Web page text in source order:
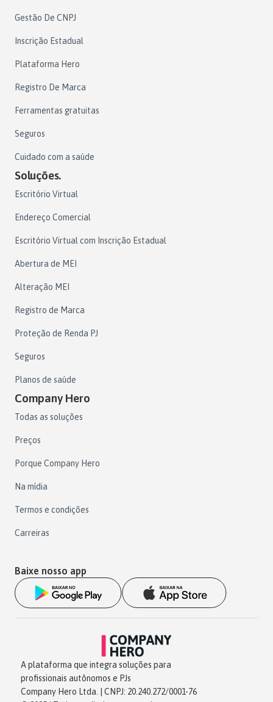
Gestão De CNPJ
Inscrição Estadual
Plataforma Hero
Registro De Marca
Ferramentas gratuitas
Seguros
Cuidado com a saúde
Soluções.
Escritório Virtual
Endereço Comercial
Escritório Virtual com Inscrição Estadual
Abertura de MEI
Alteração MEI
Registro de Marca
Proteção de Renda PJ
Seguros
Planos de saúde
Company Hero
Todas as soluções
Preços
Porque Company Hero
Na mídia
Termos e condições
Carreiras
Baixe nosso app
A plataforma que integra soluções para
profissionais autônomos e PJs
Company Hero Ltda. | CNPJ: 20.240.272/0001-76